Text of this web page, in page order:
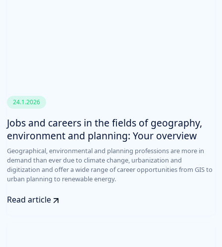
24.1.2026
Jobs and careers in the fields of geography,
environment and planning: Your overview
Geographical, environmental and planning professions are more in
demand than ever due to climate change, urbanization and
digitization and offer a wide range of career opportunities from GIS to
urban planning to renewable energy.
Read article